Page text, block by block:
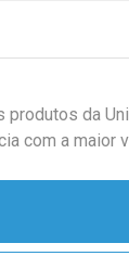
produtos da
com a maior